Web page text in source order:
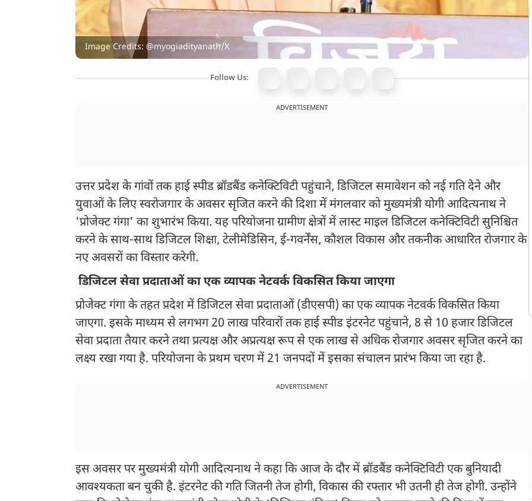
Image Credits: @myogiadityanath/X
Follow Us:
ADVERTISEMENT
उत्तर प्रदेश के गांवों तक हाई स्पीड ब्रॉडबैंड कनेक्टिविटी पहुंचाने, डिजिटल समावेशन को नई गति देने और
युवाओं के लिए स्वरोजगार के अवसर सृजित करने की दिशा में मंगलवार को मुख्यमंत्री योगी आदित्यनाथ ने
'प्रोजेक्ट गंगा' का शुभारंभ किया. यह परियोजना ग्रामीण क्षेत्रों में लास्ट माइल डिजिटल कनेक्टिविटी सुनिश्चित
करने के साथ-साथ डिजिटल शिक्षा, टेलीमेडिसिन, ई-गवर्नेंस, कौशल विकास और तकनीक आधारित रोजगार के
नए अवसरों का विस्तार करेगी.
डिजिटल सेवा प्रदाताओं का एक व्यापक नेटवर्क विकसित किया जाएगा
प्रोजेक्ट गंगा के तहत प्रदेश में डिजिटल सेवा प्रदाताओं (डीएसपी) का एक व्यापक नेटवर्क विकसित किया
जाएगा. इसके माध्यम से लगभग 20 लाख परिवारों तक हाई स्पीड इंटरनेट पहुंचाने, 8 से 10 हजार डिजिटल
सेवा प्रदाता तैयार करने तथा प्रत्यक्ष और अप्रत्यक्ष रूप से एक लाख से अधिक रोजगार अवसर सृजित करने का
लक्ष्य रखा गया है. परियोजना के प्रथम चरण में 21 जनपदों में इसका संचालन प्रारंभ किया जा रहा है.
ADVERTISEMENT
इस अवसर पर मुख्यमंत्री योगी आदित्यनाथ ने कहा कि आज के दौर में ब्रॉडबैंड कनेक्टिविटी एक बुनियादी
आवश्यकता बन चुकी है. इंटरनेट की गति जितनी तेज होगी, विकास की रफ्तार भी उतनी ही तेज होगी. उन्होंने